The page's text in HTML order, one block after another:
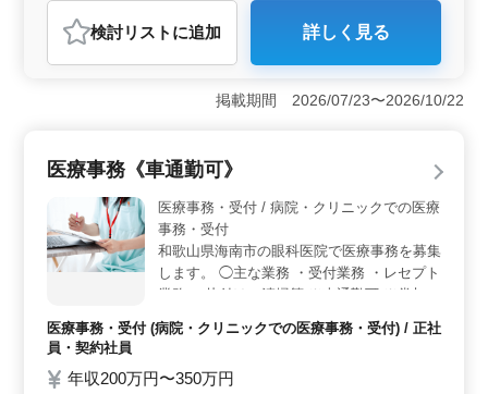
おすすめポイント
＜魅力的なポイント＞ 年齢に関係なく活躍可能な環境
です。経験豊富な建築意匠設計者を求めており、40代以
上のスタッフも多数在籍しています。資格手当が用意さ
れており、給与水準も年収300万円から600万円と魅力的
福祉施設、公共施設など、多彩な施設の設計が業務の一
ンニング、基本設計、実施設計、積算、確認申請、各種
書類作成、施工会社選定、設計監理など、多岐にわたる
業務を担当することができます。また、CAD操作も必要
とされるため、技術力の向上にも繋がります。 ＜働
きやすさ抜群＞ 車通勤が可能であり、交通手段に制約
のある方でも通勤がしやすい環境です。また、女性も歓
迎されており、明るく楽しい職場環境が整っています。
長期的な雇用を前提としており、安定したキャリアを築
くことができます。
検討リスト に追加 詳しく見る
掲載期間 2026/07/23〜2026/10/22
医療事務《車通勤可》
医療事務・受付 / 病院・クリニックでの医療
事務・受付
和歌山県海南市の眼科医院で医療事務を募集
します。 ◯主な業務 ・受付業務 ・レセプト
業務 ・片付け、清掃等 ※車通勤可 ※賞与あ
り シニア世代のベテランスタッフも活躍中
です。 アットホームで働きやすい職場で
医療事務・受付 (病院・クリニックでの医療事務・受付) / 正社
員・契約社員
年収200万円〜350万円